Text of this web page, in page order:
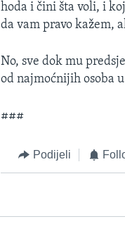
hoda i čini šta voli, i
da vam pravo kažem,
No, sve dok mu
od najmoćnijih osoba
###
Podijeli